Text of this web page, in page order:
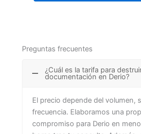
Preguntas frecuentes
¿Cuál es la tarifa para
documentación en Derio?
El precio depende del volumen,
frecuencia. Elaboramos una
compromiso para Derio en